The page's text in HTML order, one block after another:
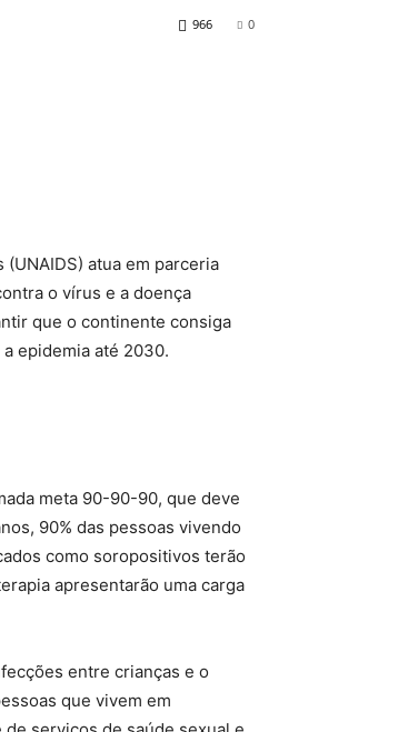
0
966
atua em parceria
o vírus e a doença
que o continente consiga
epidemia até 2030.
meta 90-90-90, que deve
90% das pessoas vivendo
como soropositivos terão
apresentarão uma carga
entre crianças e o
que vivem em